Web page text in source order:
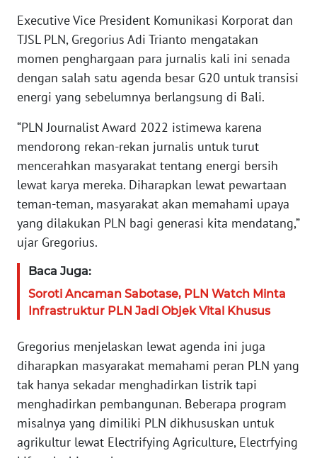
Executive Vice President Komunikasi Korporat dan
TJSL PLN, Gregorius Adi Trianto mengatakan
momen penghargaan para jurnalis kali ini senada
dengan salah satu agenda besar G20 untuk transisi
energi yang sebelumnya berlangsung di Bali.
“PLN Journalist Award 2022 istimewa karena
mendorong rekan-rekan jurnalis untuk turut
mencerahkan masyarakat tentang energi bersih
lewat karya mereka. Diharapkan lewat pewartaan
teman-teman, masyarakat akan memahami upaya
yang dilakukan PLN bagi generasi kita mendatang,”
ujar Gregorius.
Baca Juga:
Soroti Ancaman Sabotase, PLN Watch Minta
Infrastruktur PLN Jadi Objek Vital Khusus
Gregorius menjelaskan lewat agenda ini juga
diharapkan masyarakat memahami peran PLN yang
tak hanya sekadar menghadirkan listrik tapi
menghadirkan pembangunan. Beberapa program
misalnya yang dimiliki PLN dikhususkan untuk
agrikultur lewat Electrifying Agriculture, Electrfying
WN
KEPRI
WN
WN
PAPUA
BARAT
RIAU
WN
SULTRA
WN
NTB